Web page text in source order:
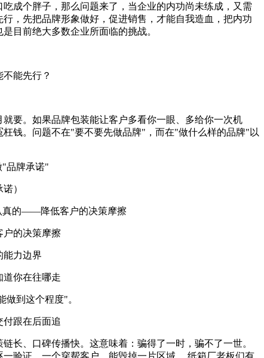
成个胖子，那么问题来了，当企业的内功尚未练成，又需
，先把品牌形象做好，促进销售，才能自我造血，把内功
目前绝大多数企业所面临的挑战。
能先行？
要。如果品牌包装能让客户多看你一眼、多给你一次机
钱。问题不在"要不要先做品牌"，而在"做什么样的品牌"以
"品牌承诺"
）
真的——降低客户的决策摩擦
的决策摩擦
力边界
你在往哪走
做到这个程度"。
付跟在后面追
长、口碑传播快。这意味着：骗得了一时，骗不了一世。